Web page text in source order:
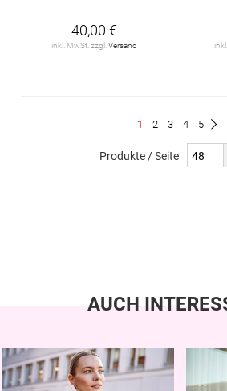
40,00 €
inkl. MwSt. zzgl. Versand
Du
1 Seite
2 Seite
3 Seite
4 Seite
5
Produkte / Seite
AUCH